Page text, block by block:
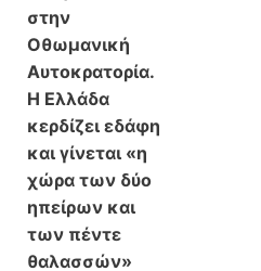
στην
Οθωμανική
Αυτοκρατορία.
Η Ελλάδα
κερδίζει εδάφη
και γίνεται «η
χώρα των δύο
ηπείρων και
των πέντε
θαλασσών»